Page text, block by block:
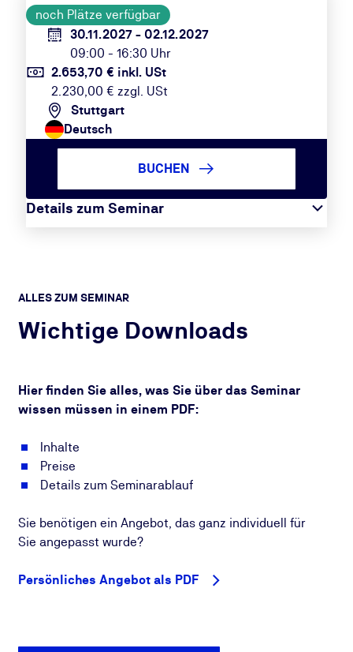
noch Plätze verfügbar
30.11.2027 - 02.12.2027
09:00 - 16:30 Uhr
2.653,70 € inkl. USt
2.230,00 € zzgl. USt
Stuttgart
Deutsch
Details zum Seminar
BUCHEN
ALLES ZUM SEMINAR
Wichtige Downloads
Hier finden Sie alles, was Sie über das Seminar
wissen müssen in einem PDF:
Inhalte
Preise
Details zum Seminarablauf
Sie benötigen ein Angebot, das ganz individuell für
Sie angepasst wurde?
Persönliches Angebot als PDF